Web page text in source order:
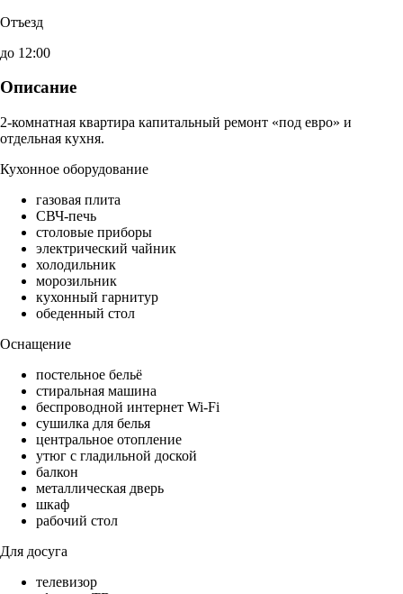
Отъезд
до 12:00
Описание
2-комнатная квартира капитальный ремонт «под евро» и
отдельная кухня.
Кухонное оборудование
газовая плита
СВЧ-печь
столовые приборы
электрический чайник
холодильник
морозильник
кухонный гарнитур
обеденный стол
Оснащение
постельное бельё
стиральная машина
беспроводной интернет Wi-Fi
сушилка для белья
центральное отопление
утюг с гладильной доской
балкон
металлическая дверь
шкаф
рабочий стол
Для досуга
телевизор